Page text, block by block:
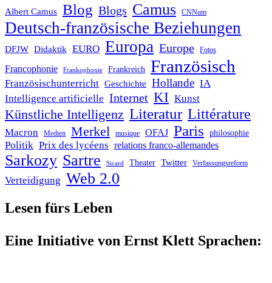
Albert Camus Blog Blogs Camus CNNum
Deutsch-französische Beziehungen
DFJW Didaktik EURO Europa Europe Fotos
Francophonie Frankophonie Frankreich Französisch
Französischunterricht Geschichte Hollande IA
Intelligence artificielle Internet KI Kunst
Künstliche Intelligenz Literatur Littérature
Macron Medien Merkel musique OFAJ Paris philosophie
Politik Prix des lycéens relations franco-allemandes
Sarkozy Sartre Sicard Theater Twitter Verfassungsreform
Verteidigung Web 2.0
Lesen fürs Leben
Eine Initiative von Ernst Klett Sprachen: